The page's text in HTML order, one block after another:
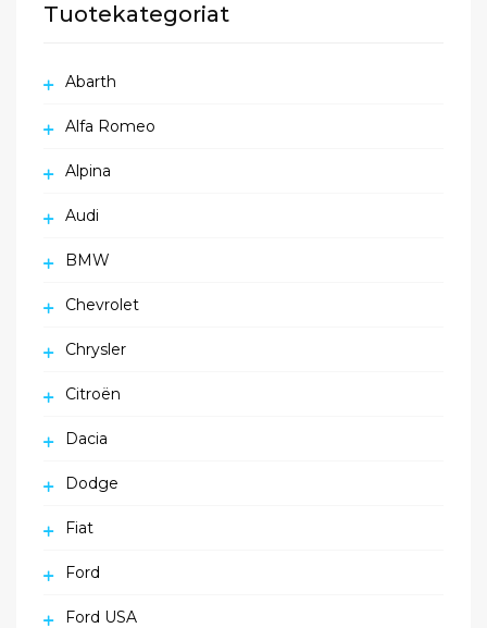
Tuotekategoriat
Abarth
Alfa Romeo
Alpina
Audi
BMW
Chevrolet
Chrysler
Citroën
Dacia
Dodge
Fiat
Ford
Ford USA